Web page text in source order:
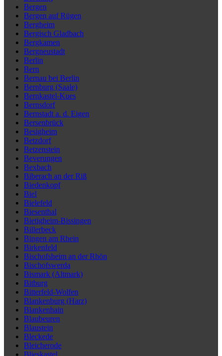
Bergen
Bergen auf Rügen
Bergheim
Bergisch Gladbach
Bergkamen
Bergneustadt
Berlin
Bern
Bernau bei Berlin
Bernburg (Saale)
Bernkastel-Kues
Bernsdorf
Bernstadt a. d. Eigen
Bersenbrück
Besigheim
Betzdorf
Betzenstein
Beverungen
Bexbach
Biberach an der Riß
Biedenkopf
Biel
Bielefeld
Biesenthal
Bietigheim-Bissingen
Billerbeck
Bingen am Rhein
Birkenfeld
Bischofsheim an der Rhön
Bischofswerda
Bismark (Altmark)
Bitburg
Bitterfeld-Wolfen
Blankenburg (Harz)
Blankenhain
Blaubeuren
Blaustein
Bleckede
Bleicherode